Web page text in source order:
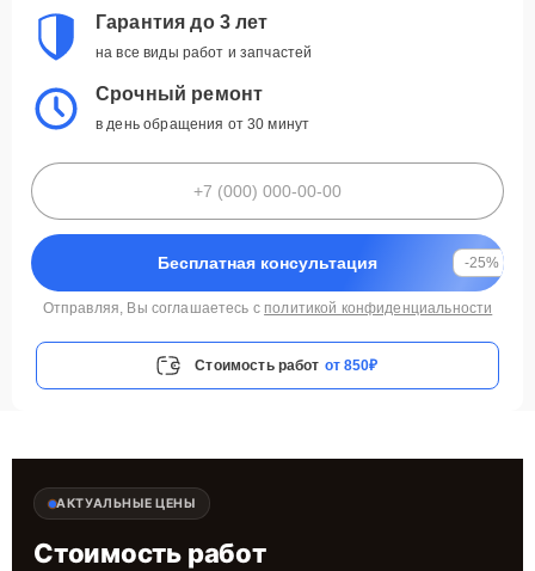
Гарантия до 3 лет
на все виды работ и запчастей
Срочный ремонт
в день обращения от 30 минут
Бесплатная консультация -25%
Отправляя, Вы соглашаетесь с политикой конфиденциальности
Стоимость работ от 850₽
АКТУАЛЬНЫЕ ЦЕНЫ
Стоимость работ